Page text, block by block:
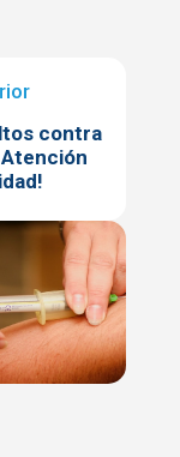
contra